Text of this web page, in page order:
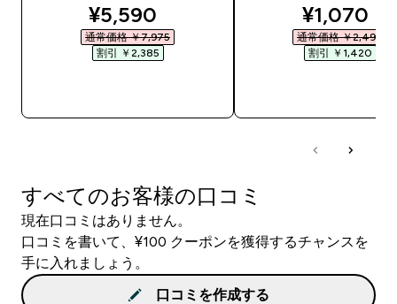
discounted price
¥5,590‎
通常価格 ￥7,975‎
割引 ￥2,385‎
¥1,070‎
通常価格 ￥2,490‎
割引 ￥1,420‎
すべてのお客様の口コミ
現在口コミはありません。
口コミを書いて、¥100 クーポンを獲得するチャンスを
手に入れましょう。
口コミを作成する